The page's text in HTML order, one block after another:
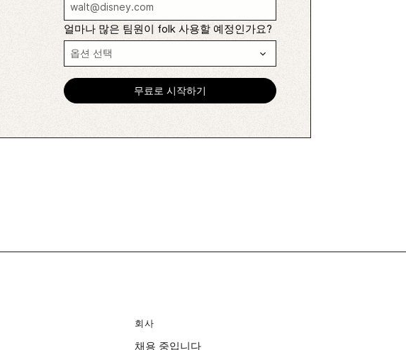
얼마나 많은 팀원이 folk 사용할 예정인가요?
회사
채용 중입니다